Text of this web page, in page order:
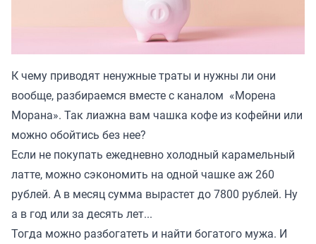
К чему приводят ненужные траты и нужны ли они
вообще, разбираемся вместе с каналом «Морена
Морана». Так лиажна вам чашка кофе из кофейни или
можно обойтись без нее?
Если не покупать ежедневно холодный карамельный
латте, можно сэкономить на одной чашке аж 260
рублей. А в месяц сумма вырастет до 7800 рублей. Ну
а в год или за десять лет...
Тогда можно разбогатеть и найти богатого мужа. И